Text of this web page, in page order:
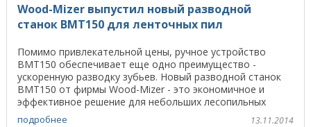
Wood-Mizer выпустил новый разводной
станок BMT150 для ленточных пил
Помимо привлекательной цены, ручное устройство
BMT150 обеспечивает еще одно преимущество -
ускоренную разводку зубьев. Новый разводной станок
BMT150 от фирмы Wood-Mizer - это экономичное и
эффективное решение для небольших лесопильных
цехов и ...
подробнее 13.11.2014